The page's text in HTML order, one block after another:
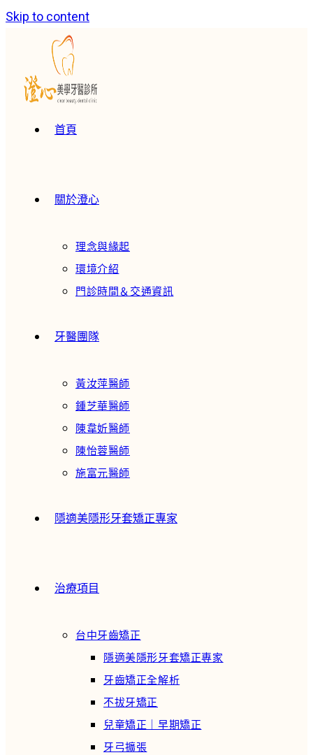
Skip to content
首頁
關於澄心
理念與緣起
環境介紹
門診時間＆交通資訊
牙醫團隊
黃汝萍醫師
鍾芝華醫師
陳韋妡醫師
陳怡蓉醫師
施富元醫師
隱適美隱形牙套矯正專家
治療項目
台中牙齒矯正
隱適美隱形牙套矯正專家
牙齒矯正全解析
不拔牙矯正
兒童矯正｜早期矯正
牙弓擴張